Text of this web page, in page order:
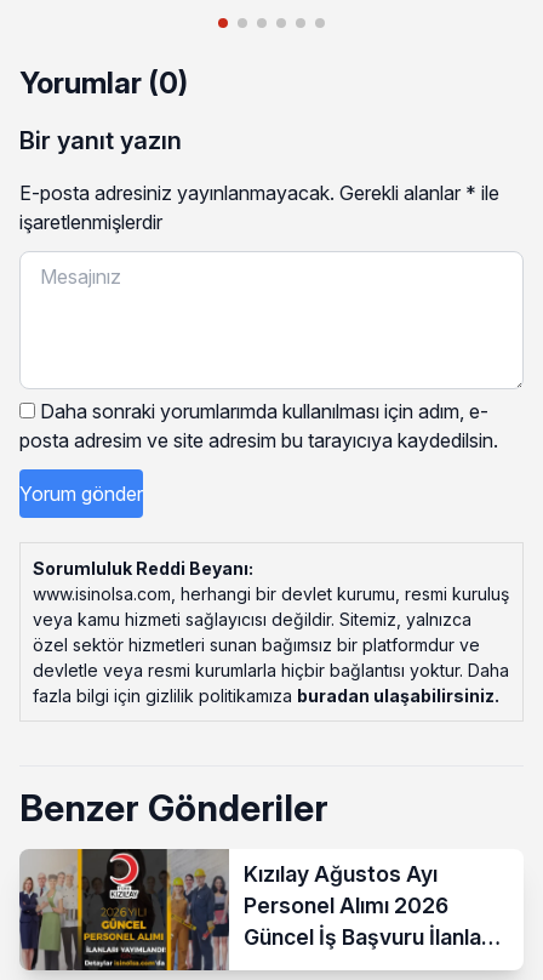
Yorumlar (0)
Bir yanıt yazın
E-posta adresiniz yayınlanmayacak. Gerekli alanlar * ile
işaretlenmişlerdir
Daha sonraki yorumlarımda kullanılması için adım, e-
posta adresim ve site adresim bu tarayıcıya kaydedilsin.
Sorumluluk Reddi Beyanı:
www.isinolsa.com, herhangi bir devlet kurumu, resmi kuruluş
veya kamu hizmeti sağlayıcısı değildir. Sitemiz, yalnızca
özel sektör hizmetleri sunan bağımsız bir platformdur ve
devletle veya resmi kurumlarla hiçbir bağlantısı yoktur. Daha
fazla bilgi için gizlilik politikamıza buradan ulaşabilirsiniz.
Benzer Gönderiler
Kızılay Ağustos Ayı
Personel Alımı 2026
Güncel İş Başvuru İlanları
Yayımladı!